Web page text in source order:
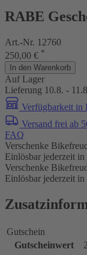
RABE
Art.-Nr. 12760
250,00 € *
In den Warenkorb
Auf Lager
Lieferung 10.8. -
Verfügbarkeit in
Versand frei ab
FAQ
Verschenke
Einlösbar jederzeit
Verschenke
Einlösbar jederzeit
Gutschein
Gutscheinwert